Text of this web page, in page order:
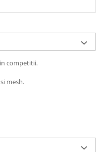
competitii.
mesh.